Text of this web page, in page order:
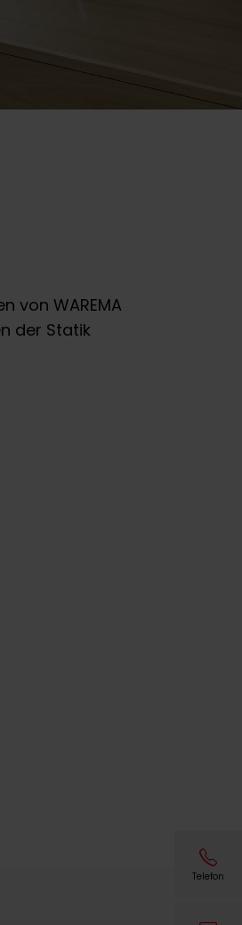
von WAREMA
der Statik
Telefon